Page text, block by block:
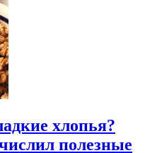
хлопья?
полезные